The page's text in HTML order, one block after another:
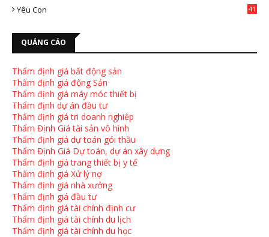
Yêu Con
41
QUẢNG CÁO
Thẩm định giá bất động sản
Thẩm định giá động Sản
Thẩm định giá máy móc thiết bị
Thẩm định dự án đầu tư
Thẩm định giá tri doanh nghiệp
Thẩm Định Giá tài sản vô hình
Thẩm định giá dự toán gói thầu
Thẩm Định Giá Dự toán, dự án xây dựng
Thẩm định giá trang thiết bị y tế
Thẩm định giá Xử lý nợ
Thẩm định giá nhà xưởng
Thẩm định giá đầu tư
Thẩm định giá tài chính định cư
Thẩm định giá tài chính du lịch
Thẩm định giá tài chính du học